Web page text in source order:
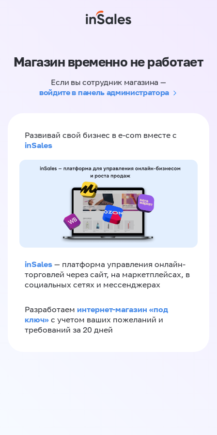
Магазин временно не работает
Если вы сотрудник магазина —
войдите в панель администратора
Развивай свой бизнес в e-com вместе с
inSales
inSales — платформа управления онлайн-
торговлей через сайт, на маркетплейсах, в
социальных сетях и мессенджерах
Разработаем интернет-магазин «‎под
ключ»‎ с учетом ваших пожеланий и
требований за 20 дней